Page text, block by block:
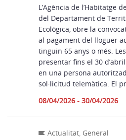
L’Agència de l’Habitatge
del Departament de
Ecològica, obre la
al pagament del lloguer
tinguin 65 anys o més.
presentar fins el 30
en una persona
sol·licitud telemàtica. El
08/04/2026 - 30/04/2026
Actualitat, General